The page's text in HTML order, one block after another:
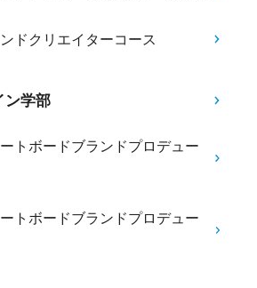
ドクリエイターコース
ン学部
トボードブランドプロデュー
トボードブランドプロデュー